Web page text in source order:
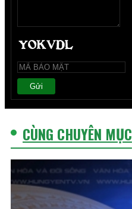
Gửi
CÙNG CHUYÊN MỤC